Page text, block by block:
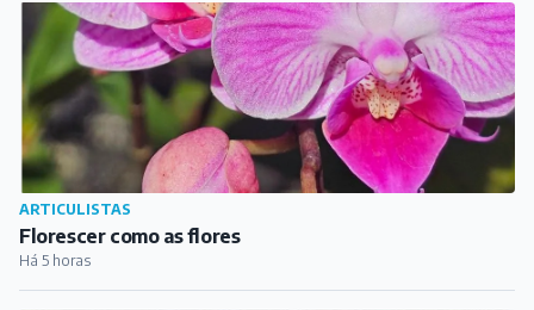
ARTICULISTAS
Florescer como as flores
Há 5 horas